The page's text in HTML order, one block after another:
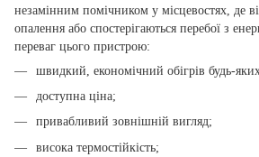
незамінним помічником у місцевостях, де
опалення або спостерігаються перебої з
переваг цього пристрою:
швидкий, економічний обігрів будь-
доступна ціна;
привабливий зовнішній вигляд;
висока термостійкість;